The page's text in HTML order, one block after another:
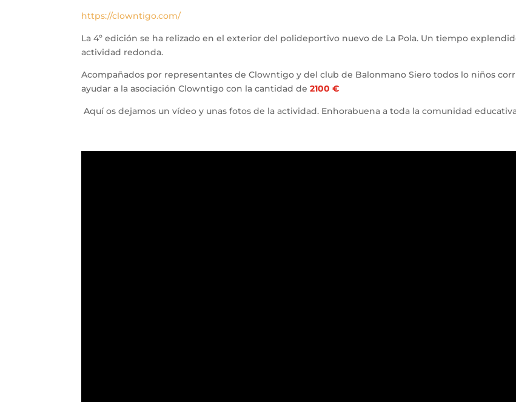
https://clowntigo.com/
La 4º edición se ha relizado en el exterior del polideportivo nuevo de La Pola. Un tiempo
actividad redonda.
Acompañados por representantes de Clowntigo y del club de Balonmano Siero todos lo niños
ayudar a la asociación Clowntigo con la cantidad de 2100 €
Aquí os dejamos un vídeo y unas fotos de la actividad. Enhorabuena a toda la comunidad